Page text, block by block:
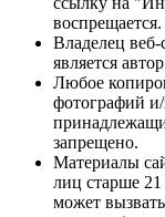
воспрещается.
Владелец
является
Любое
фотографий
запрещено.
Материалы
лиц старше 21
может